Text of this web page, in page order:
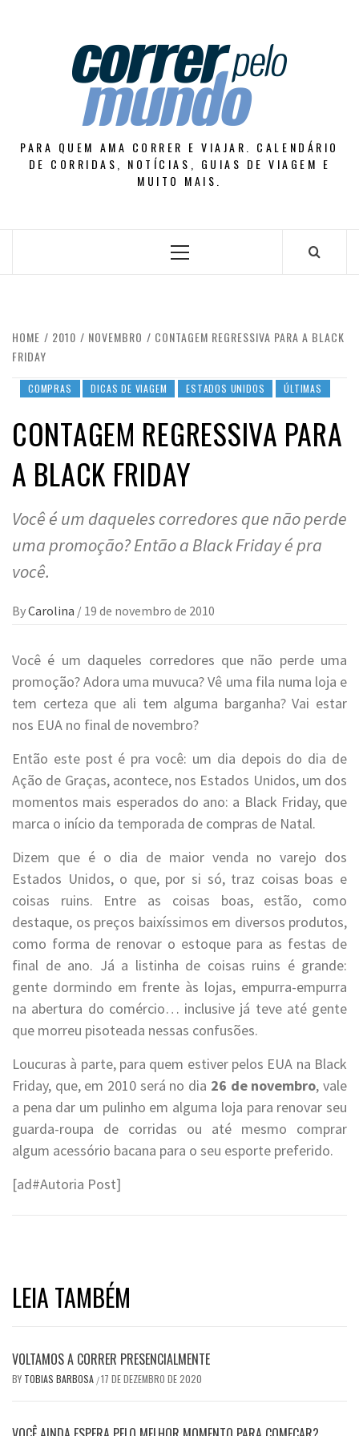
PARA QUEM AMA CORRER E VIAJAR. CALENDÁRIO
DE CORRIDAS, NOTÍCIAS, GUIAS DE VIAGEM E
MUITO MAIS.
Primary
HOME 2010 NOVEMBRO
CONTAGEM REGRESSIVA PARA A BLACK
FRIDAY
COMPRAS DICAS DE VIAGEM ESTADOS UNIDOS ÚLTIMAS
CONTAGEM REGRESSIVA PARA
A BLACK FRIDAY
Você é um daqueles corredores que não perde
uma promoção? Então a Black Friday é pra
você.
ByCarolina / 19 de novembro de 2010
Você é um daqueles corredores que não perde uma
promoção? Adora uma muvuca? Vê uma fila numa loja e
tem certeza que ali tem alguma barganha? Vai estar
nos EUA no final de novembro?
Então este post é pra você: um dia depois do dia de
Ação de Graças, acontece, nos Estados Unidos, um dos
momentos mais esperados do ano: a Black Friday, que
marca o início da temporada de compras de Natal.
Dizem que é o dia de maior venda no varejo dos
Estados Unidos, o que, por si só, traz coisas boas e
coisas ruins. Entre as coisas boas, estão, como
destaque, os preços baixíssimos em diversos produtos,
como forma de renovar o estoque para as festas de
final de ano. Já a listinha de coisas ruins é grande:
gente dormindo em frente às lojas, empurra-empurra
na abertura do comércio… inclusive já teve até gente
que morreu pisoteada nessas confusões.
Loucuras à parte, para quem estiver pelos EUA na Black
Friday, que, em 2010 será no dia 26 de novembro, vale
a pena dar um pulinho em alguma loja para renovar seu
guarda-roupa de corridas ou até mesmo comprar
algum acessório bacana para o seu esporte preferido.
[ad#Autoria Post]
LEIA TAMBÉM
VOLTAMOS A CORRER PRESENCIALMENTE
BY TOBIAS BARBOSA /17 DE DEZEMBRO DE 2020